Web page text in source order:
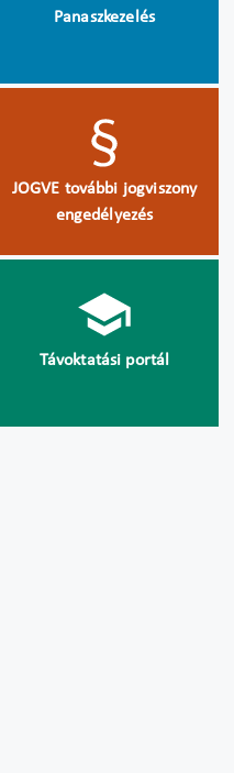
Panaszkezelés
JOGVE további jogviszony
engedélyezés
Távoktatási portál